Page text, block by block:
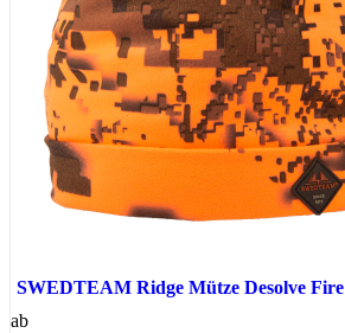
SWEDTEAM Ridge Mütze Desolve Fire
ab